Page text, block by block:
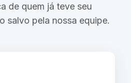
de quem já teve seu
salvo pela nossa equipe.